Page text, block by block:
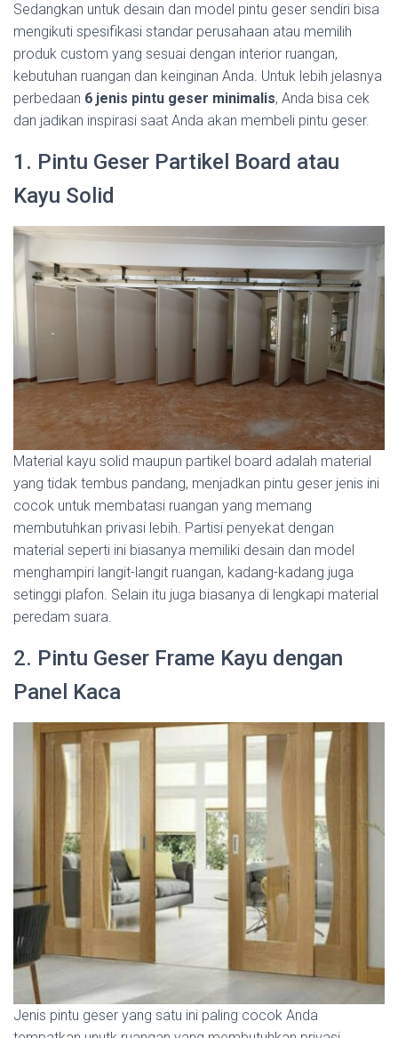
Sedangkan untuk desain dan model pintu geser sendiri bisa
mengikuti spesifikasi standar perusahaan atau memilih
produk custom yang sesuai dengan interior ruangan,
kebutuhan ruangan dan keinginan Anda. Untuk lebih jelasnya
perbedaan 6 jenis pintu geser minimalis, Anda bisa cek
dan jadikan inspirasi saat Anda akan membeli pintu geser.
1. Pintu Geser Partikel Board atau
Kayu Solid
Material kayu solid maupun partikel board adalah material
yang tidak tembus pandang, menjadkan pintu geser jenis ini
cocok untuk membatasi ruangan yang memang
membutuhkan privasi lebih. Partisi penyekat dengan
material seperti ini biasanya memiliki desain dan model
menghampiri langit-langit ruangan, kadang-kadang juga
setinggi plafon. Selain itu juga biasanya di lengkapi material
peredam suara.
2. Pintu Geser Frame Kayu dengan
Panel Kaca
Jenis pintu geser yang satu ini paling cocok Anda